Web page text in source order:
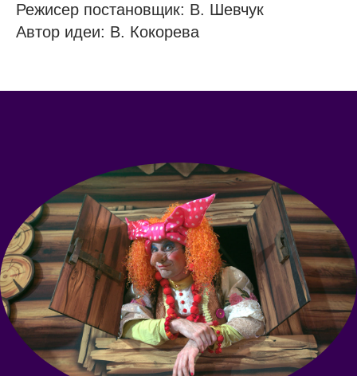
Режисер постановщик: В. Шевчук
Автор идеи: В. Кокорева